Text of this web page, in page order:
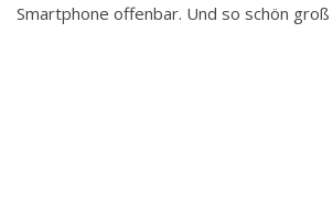
Smartphone offenbar. Und so schön groß